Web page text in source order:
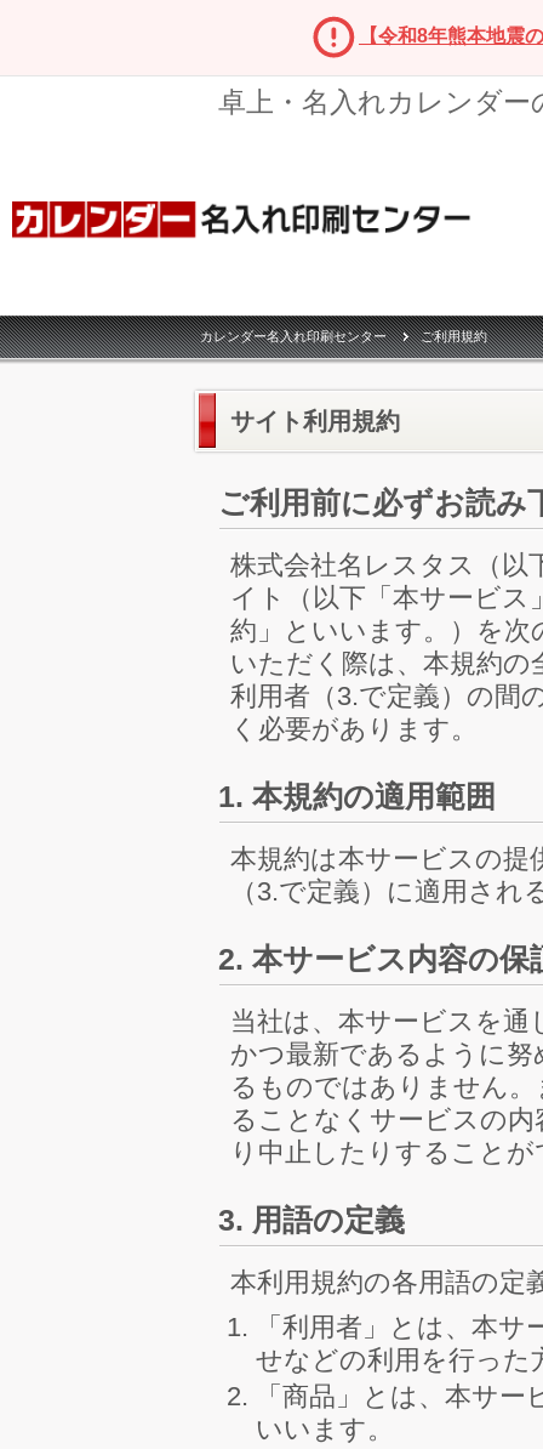
【令和8年熊本地震
卓上・名入れカレンダ
カレンダー名入れ印刷センター ご利用規約
サイト利用規約
ご利用前に必ずお読み
株式会社名レスタス（以
イト（以下「本サービス
約」といいます。）を
いただく際は、本規約
利用者（3.で定義）の間
く必要があります。
1. 本規約の適用範囲
本規約は本サービスの提
（3.で定義）に適用さ
2. 本サービス内容の保
当社は、本サービスを
かつ最新であるように
るものではありません
ることなくサービスの
り中止したりすること
3. 用語の定義
本利用規約の各用語の定
「利用者」とは、本
せなどの利用を行った
「商品」とは、本サ
いいます。